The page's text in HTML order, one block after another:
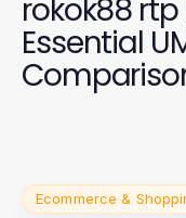
rokok88
Essential
Ecommerce &